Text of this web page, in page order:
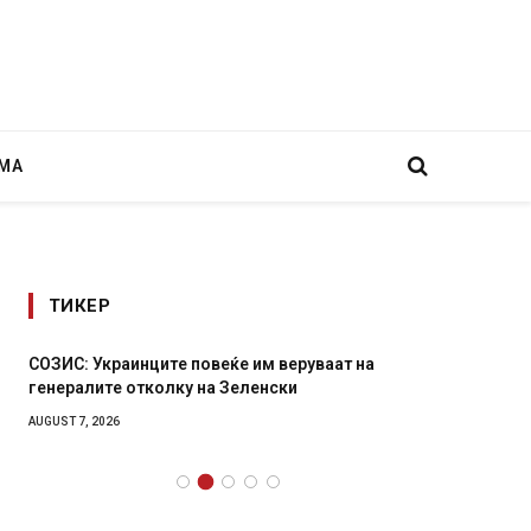
ТИКЕР
СОЗИС: Украинците повеќе им веруваат на
генералите отколку на Зеленски
AUGUST 7, 2026